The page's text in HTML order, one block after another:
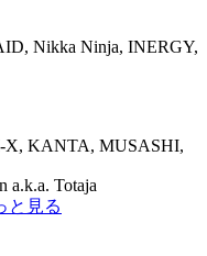
Nikka Ninja, INERGY,
X, KANTA, MUSASHI,
Totaja
と見る